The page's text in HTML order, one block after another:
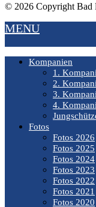
© 2026 Copyright Bad
MENU
Kompanien
1.
2.
3.
4.
Fotos
Fotos 2026
Fotos 2025
Fotos 2024
Fotos 2023
Fotos 2022
Fotos 2021
Fotos 2020